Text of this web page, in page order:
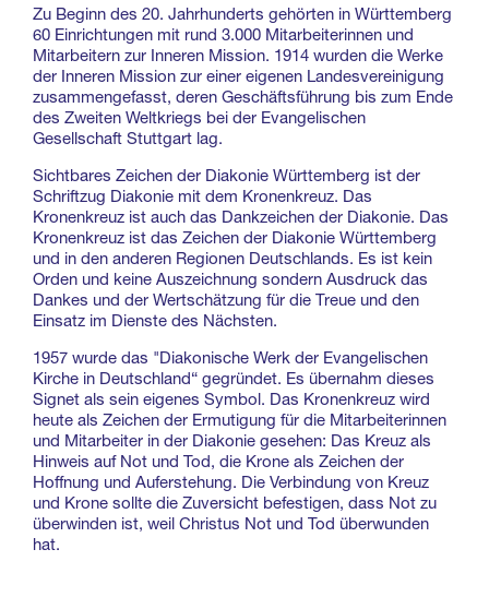
Zu Beginn des 20. Jahrhunderts gehörten in Württemberg
60 Einrichtungen mit rund 3.000 Mitarbeiterinnen und
Mitarbeitern zur Inneren Mission. 1914 wurden die Werke
der Inneren Mission zur einer eigenen Landesvereinigung
zusammengefasst, deren Geschäftsführung bis zum Ende
des Zweiten Weltkriegs bei der Evangelischen
Gesellschaft Stuttgart lag.
Sichtbares Zeichen der Diakonie Württemberg ist der
Schriftzug Diakonie mit dem Kronenkreuz. Das
Kronenkreuz ist auch das Dankzeichen der Diakonie. Das
Kronenkreuz ist das Zeichen der Diakonie Württemberg
und in den anderen Regionen Deutschlands. Es ist kein
Orden und keine Auszeichnung sondern Ausdruck das
Dankes und der Wertschätzung für die Treue und den
Einsatz im Dienste des Nächsten.
1957 wurde das "Diakonische Werk der Evangelischen
Kirche in Deutschland“ gegründet. Es übernahm dieses
Signet als sein eigenes Symbol. Das Kronenkreuz wird
heute als Zeichen der Ermutigung für die Mitarbeiterinnen
und Mitarbeiter in der Diakonie gesehen: Das Kreuz als
Hinweis auf Not und Tod, die Krone als Zeichen der
Hoffnung und Auferstehung. Die Verbindung von Kreuz
und Krone sollte die Zuversicht befestigen, dass Not zu
überwinden ist, weil Christus Not und Tod überwunden
hat.